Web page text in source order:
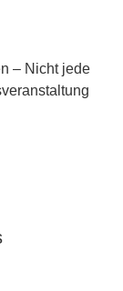
– Nicht jede